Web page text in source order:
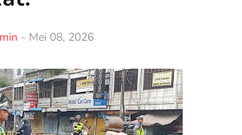
- Mei 08, 2026